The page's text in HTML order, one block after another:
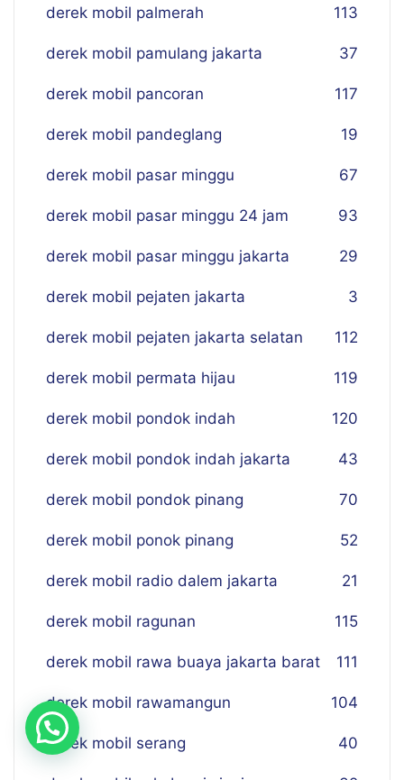
derek mobil palmerah 113
derek mobil pamulang jakarta 37
derek mobil pancoran 117
derek mobil pandeglang 19
derek mobil pasar minggu 67
derek mobil pasar minggu 24 jam 93
derek mobil pasar minggu jakarta 29
derek mobil pejaten jakarta 3
derek mobil pejaten jakarta selatan 112
derek mobil permata hijau 119
derek mobil pondok indah 120
derek mobil pondok indah jakarta 43
derek mobil pondok pinang 70
derek mobil ponok pinang 52
derek mobil radio dalem jakarta 21
derek mobil ragunan 115
derek mobil rawa buaya jakarta barat 111
derek mobil rawamangun 104
derek mobil serang 40